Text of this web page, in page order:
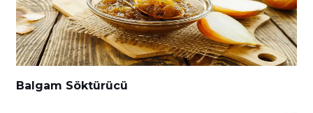
Balgam Söktürücü